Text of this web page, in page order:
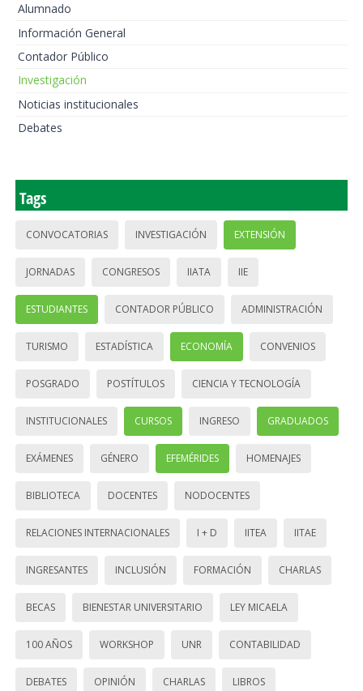
Alumnado
Información General
Contador Público
Investigación
Noticias institucionales
Debates
Tags
CONVOCATORIAS INVESTIGACIÓN EXTENSIÓN
JORNADAS CONGRESOS IIATA IIE
ESTUDIANTES CONTADOR PÚBLICO ADMINISTRACIÓN
TURISMO ESTADÍSTICA ECONOMÍA CONVENIOS
POSGRADO POSTÍTULOS CIENCIA Y TECNOLOGÍA
INSTITUCIONALES CURSOS INGRESO GRADUADOS
EXÁMENES GÉNERO EFEMÉRIDES HOMENAJES
BIBLIOTECA DOCENTES NODOCENTES
RELACIONES INTERNACIONALES I + D IITEA IITAE
INGRESANTES INCLUSIÓN FORMACIÓN CHARLAS
BECAS BIENESTAR UNIVERSITARIO LEY MICAELA
100 AÑOS WORKSHOP UNR CONTABILIDAD
DEBATES OPINIÓN CHARLAS LIBROS